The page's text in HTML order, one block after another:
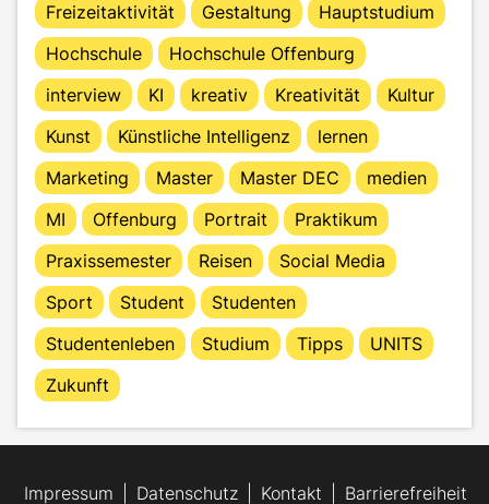
Freizeitaktivität
Gestaltung
Hauptstudium
Hochschule
Hochschule Offenburg
interview
KI kreativ Kreativität
Kultur
Kunst
Künstliche Intelligenz
lernen
Marketing
Master Master DEC
medien
MI
Offenburg Portrait
Praktikum
Praxissemester
Reisen
Social Media
Sport
Student
Studenten
Studentenleben
Studium Tipps
UNITS
Zukunft
Impressum Datenschutz Kontakt Barrierefreiheit